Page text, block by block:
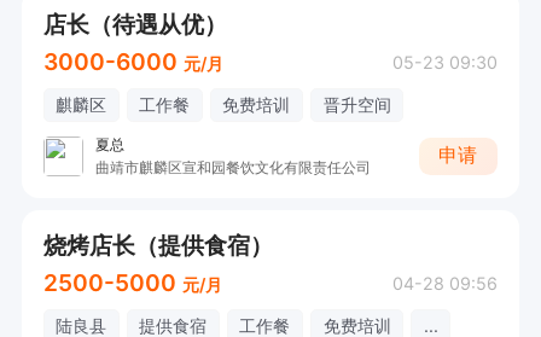
店长（待遇从优）
3000-6000 元/月 05-23 09:30
麒麟区 工作餐 免费培训 晋升空间
夏总
曲靖市麒麟区宣和园餐饮文化有限责任公司
申请
烧烤店长（提供食宿）
2500-5000 元/月 04-28 09:56
陆良县 提供食宿 工作餐 免费培训 ...